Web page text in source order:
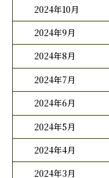
2024年10月
2024年9月
2024年8月
2024年7月
2024年6月
2024年5月
2024年4月
2024年3月